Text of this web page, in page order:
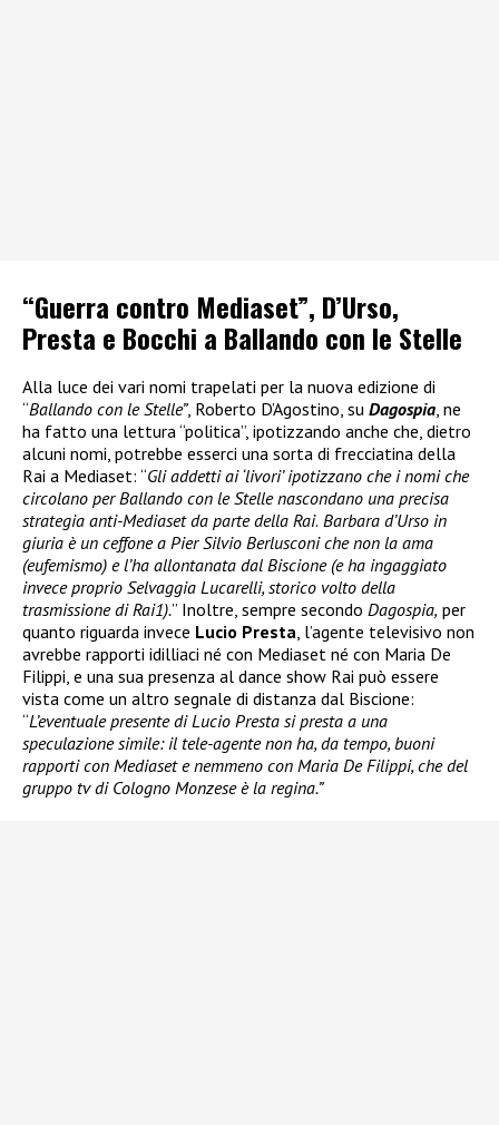
“Guerra contro Mediaset”, D’Urso,
Presta e Bocchi a Ballando con le Stelle
Alla luce dei vari nomi trapelati per la nuova edizione di
“Ballando con le Stelle”, Roberto D’Agostino, su Dagospia , ne
ha fatto una lettura “politica”, ipotizzando anche che, dietro
alcuni nomi, potrebbe esserci una sorta di frecciatina della
Rai a Mediaset: “Gli addetti ai ‘livori’ ipotizzano che i nomi che
circolano per Ballando con le Stelle nascondano una precisa
strategia anti-Mediaset da parte della Rai. Barbara d’Urso in
giuria è un ceffone a Pier Silvio Berlusconi che non la ama
(eufemismo) e l’ha allontanata dal Biscione (e ha ingaggiato
invece proprio Selvaggia Lucarelli, storico volto della
trasmissione di Rai1).” Inoltre, sempre secondo Dagospia, per
quanto riguarda invece Lucio Presta , l’agente televisivo non
avrebbe rapporti idilliaci né con Mediaset né con Maria De
Filippi, e una sua presenza al dance show Rai può essere
vista come un altro segnale di distanza dal Biscione:
“L’eventuale presente di Lucio Presta si presta a una
speculazione simile: il tele-agente non ha, da tempo, buoni
rapporti con Mediaset e nemmeno con Maria De Filippi, che del
gruppo tv di Cologno Monzese è la regina.”